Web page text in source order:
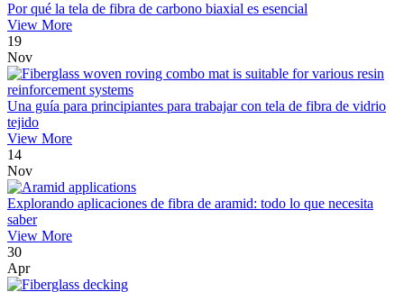
Por qué la tela de fibra de carbono biaxial es esencial
View More
19
Nov
Una guía para principiantes para trabajar con tela de fibra de vidrio
tejido
View More
14
Nov
Explorando aplicaciones de fibra de aramid: todo lo que necesita
saber
View More
30
Apr